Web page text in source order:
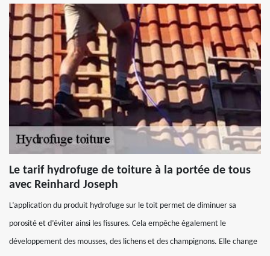
Le tarif hydrofuge de toiture à la portée de tous
avec Reinhard Joseph
L’application du produit hydrofuge sur le toit permet de diminuer sa
porosité et d’éviter ainsi les fissures. Cela empêche également le
développement des mousses, des lichens et des champignons. Elle change